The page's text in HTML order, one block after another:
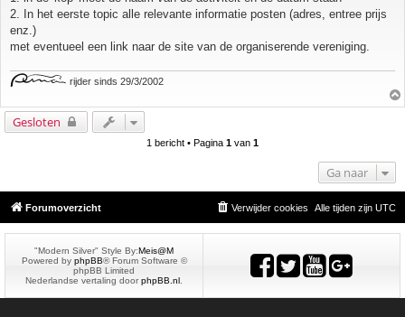
2. In het eerste topic alle relevante informatie posten (adres, entree prijs
enz.)
met eventueel een link naar de site van de organiserende vereniging.
rijder sinds 29/3/2002
Gesloten
1 bericht • Pagina 1 van 1
Ga naar
Forumoverzicht Alle tijden zijn UTC
Verwijder cookies
"Modern Silver" Style By:Meis@M
Powered by phpBB® Forum Software ©
phpBB Limited
Nederlandse vertaling doorphpBB.nl.